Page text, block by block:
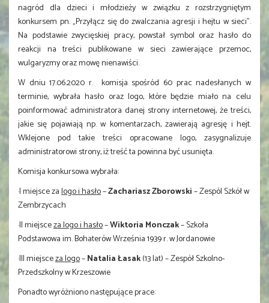
nagród dla dzieci i młodzieży w związku z rozstrzygniętym
konkursem pn. „Przyłącz się do zwalczania agresji i hejtu w sieci”.
Na podstawie zwycięskiej pracy, powstał symbol oraz hasło do
reakcji na treści publikowane w sieci zawierające przemoc,
wulgaryzmy oraz mowę nienawiści.
W dniu 17.06.2020 r. komisja spośród 60 prac nadesłanych w
terminie, wybrała hasło oraz logo, które będzie miało na celu
poinformować administratora danej strony internetowej, że treści,
jakie się pojawiają np. w komentarzach, zawierają agresję i hejt.
Wklejone pod takie treści opracowane logo, zasygnalizuje
administratorowi strony, iż treść ta powinna być usunięta.
Komisja konkursowa wybrała:
·I miejsce zalogo i hasło–Zachariasz Zborowski– Zespól Szkół w
Zembrzycach
·II miejsceza logo i hasło–Wiktoria Monczak– Szkoła
Podstawowa im. Bohaterów Września 1939 r. w Jordanowie
·III miejsceza logo–Natalia Łasak(13 lat) – Zespół Szkolno-
Przedszkolny w Krzeszowie
Ponadto wyróżniono następujące prace: